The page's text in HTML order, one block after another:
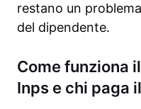
restano un
del dipendente.
Come funziona
Inps e chi paga